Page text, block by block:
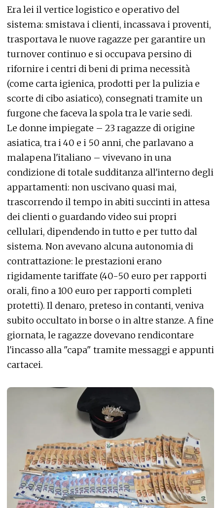
Era lei il vertice logistico e operativo del
sistema: smistava i clienti, incassava i proventi,
trasportava le nuove ragazze per garantire un
turnover continuo e si occupava persino di
rifornire i centri di beni di prima necessità
(come carta igienica, prodotti per la pulizia e
scorte di cibo asiatico), consegnati tramite un
furgone che faceva la spola tra le varie sedi.
Le donne impiegate – 23 ragazze di origine
asiatica, tra i 40 e i 50 anni, che parlavano a
malapena l'italiano – vivevano in una
condizione di totale sudditanza all'interno degli
appartamenti: non uscivano quasi mai,
trascorrendo il tempo in abiti succinti in attesa
dei clienti o guardando video sui propri
cellulari, dipendendo in tutto e per tutto dal
sistema. Non avevano alcuna autonomia di
contrattazione: le prestazioni erano
rigidamente tariffate (40-50 euro per rapporti
orali, fino a 100 euro per rapporti completi
protetti). Il denaro, preteso in contanti, veniva
subito occultato in borse o in altre stanze. A fine
giornata, le ragazze dovevano rendicontare
l'incasso alla "capa" tramite messaggi e appunti
cartacei.